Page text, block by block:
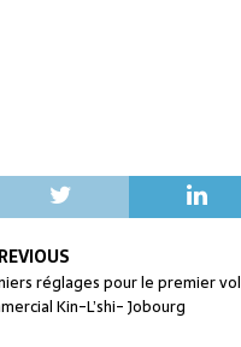
réglages pour le premier vol
Kin-L’shi- Jobourg